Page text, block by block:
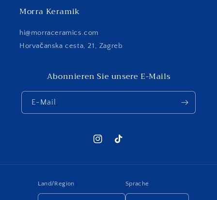
Morra Keramik
hi@morraceramics.com
Horvačanska cesta, 21, Zagreb
Abonnieren Sie unsere E-Mails
E-Mail
InstagramTikTok
Land/Region Sprache